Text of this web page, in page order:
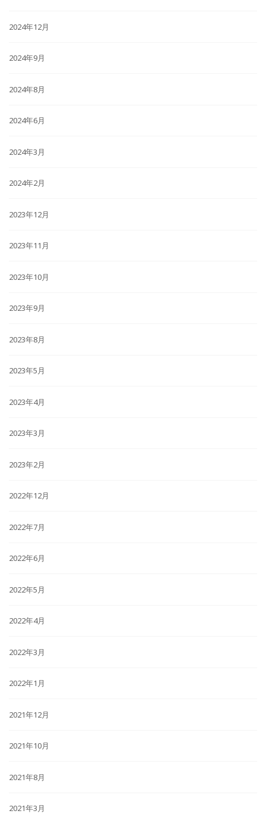
2024年12月
2024年9月
2024年8月
2024年6月
2024年3月
2024年2月
2023年12月
2023年11月
2023年10月
2023年9月
2023年8月
2023年5月
2023年4月
2023年3月
2023年2月
2022年12月
2022年7月
2022年6月
2022年5月
2022年4月
2022年3月
2022年1月
2021年12月
2021年10月
2021年8月
2021年3月